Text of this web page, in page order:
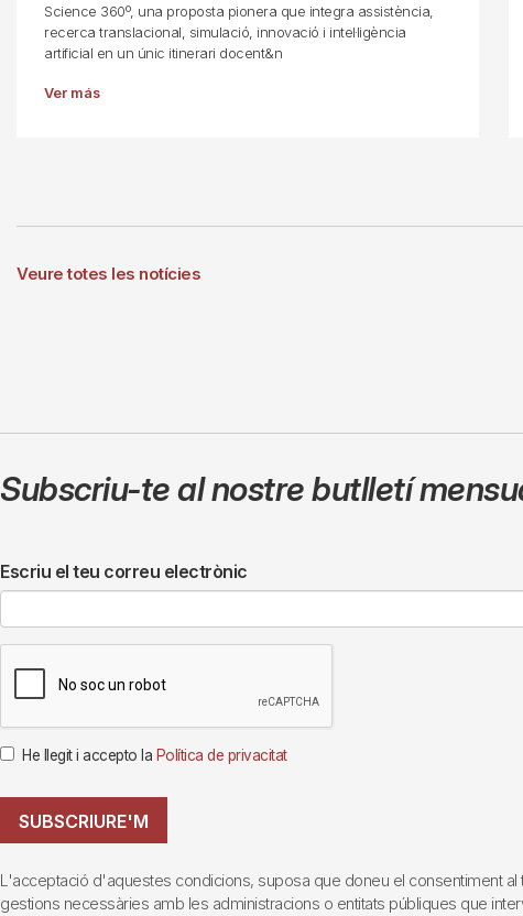
Science 360º, una proposta pionera que integra assistència,
recerca translacional, simulació, innovació i intel·ligència
artificial en un únic itinerari docent&n
Ver más
Veure totes les notícies
Subscriu-te al nostre butlletí
Escriu el teu correu electrònic
He llegit i accepto la Política de privacitat
SUBSCRIURE'M
L'acceptació d'aquestes condicions, suposa que doneu el consentiment
gestions necessàries amb les administracions o entitats públiques que